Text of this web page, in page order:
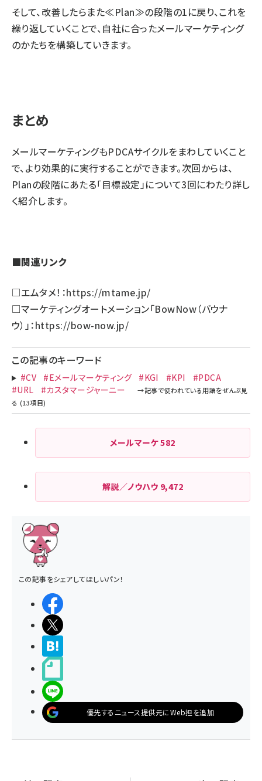
そして、改善したらまた≪Plan≫の段階の1に戻り、これを
繰り返していくことで、自社に合ったメールマーケティング
のかたちを構築していきます。
まとめ
メールマーケティングもPDCAサイクルをまわしていくこと
で、より効果的に実行することができます。次回からは、
Planの段階にあたる「目標設定」について3回にわたり詳し
く紹介します。
■関連リンク
□エムタメ！：https://mtame.jp/
□マーケティングオートメーション「BowNow（バウナ
ウ）」：https://bow-now.jp/
この記事のキーワード
#CV #Eメールマーケティング #KGI #KPI
#PDCA
#URL
#カスタマージャーニー
メールマーケ582
解説／ノウハウ 9,472
この記事をシェアしてほしいパン！
優先するニュース提供元にWeb担を追加